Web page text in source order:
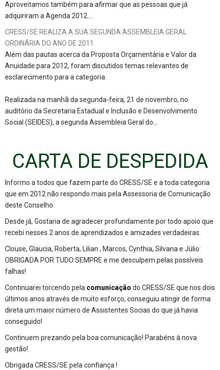
Aproveitamos também para afirmar que as pessoas que já
adquiriram a Agenda 2012…
CRESS/SE REALIZA A SUA SEGUNDA ASSEMBLEIA GERAL
ORDINÁRIA DO ANO DE 2011
Além das pautas acerca da Proposta Orçamentária e Valor da
Anuidade para 2012, foram discutidos temas relevantes de
esclarecimento para a categoria.
Realizada na manhã da segunda-feira, 21 de novembro, no
auditório da Secretaria Estadual e Inclusão e Desenvolvimento
Social (SEIDES), a segunda Assembleia Geral do…
CARTA DE DESPEDIDA
Informo a todos que fazem parte do CRESS/SE e a toda categoria
que em 2012 não respondo mais pela Assessoria de Comunicação
deste Conselho.
Desde já, Gostaria de agradecer profundamente por todo apoio que
recebi nesses 2 anos de aprendizados e amizades verdadeiras.
Clouse, Glaucia, Roberta, Lilian , Marcos, Cynthia, Silvana e Júlio:
OBRIGADA POR TUDO SEMPRE e me desculpem pelas possíveis
falhas!
Continuarei torcendo pela comunicação do CRESS/SE que nos dois
últimos anos através de muito esforço, conseguiu atingir de forma
direta um maior número de Assistentes Socias do que já havia
conseguido!
Continuem prezando pela boa comunicação! Parabéns à nova
gestão!
Obrigada CRESS/SE pela confiança !